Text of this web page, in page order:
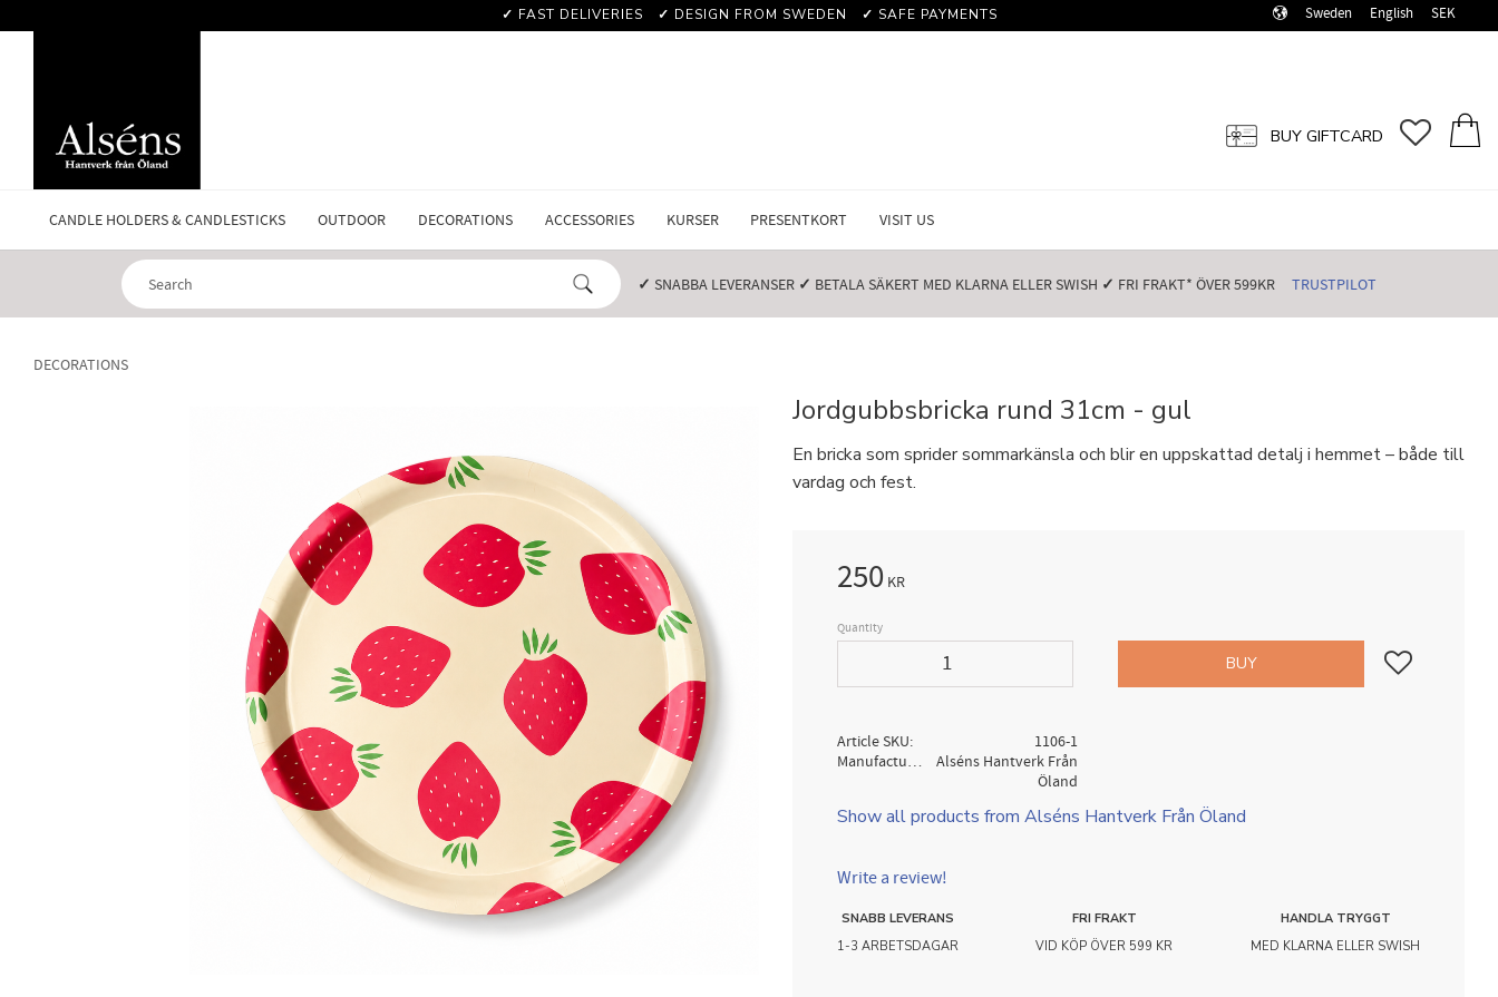
✓ FAST DELIVERIES ✓ DESIGN FROM SWEDEN ✓ SAFE PAYMENTS Sweden English SEK
CANDLE HOLDERS & CANDLESTICKS OUTDOOR DECORATIONS ACCESSORIES KURSER PRESENTKORT VISIT US
BUY GIFTCARD
✓ SNABBA LEVERANSER️ ✓ BETALA SÄKERT MED KLARNA ELLER SWISH️ ✓ FRI FRAKT* ÖVER 599KR️ TRUSTPILOT
DECORATIONS
Jordgubbsbricka rund 31cm - gul
En bricka som sprider sommarkänsla och blir en uppskattad detalj i hemmet – både till
vardag och fest.
250KR
Quantity
BUY Add to favorites
Article SKU
1106-1
Manufacturer
Alséns Hantverk Från
Öland
Show all products from Alséns Hantverk Från Öland
Write a review!
SNABB LEVERANS
1-3 ARBETSDAGAR
FRI FRAKT
VID KÖP ÖVER 599 KR
HANDLA TRYGGT
MED KLARNA ELLER SWISH